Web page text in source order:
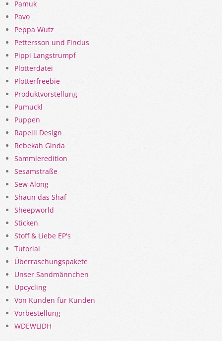
Pamuk
Pavo
Peppa Wutz
Pettersson und Findus
Pippi Langstrumpf
Plotterdatei
Plotterfreebie
Produktvorstellung
Pumuckl
Puppen
Rapelli Design
Rebekah Ginda
Sammleredition
Sesamstraße
Sew Along
Shaun das Shaf
Sheepworld
Sticken
Stoff & Liebe EP's
Tutorial
Überraschungspakete
Unser Sandmännchen
Upcycling
Von Kunden für Kunden
Vorbestellung
WDEWLIDH